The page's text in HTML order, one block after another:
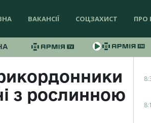
ВАКАНСІЇ СОЦЗАХИСТ ПРО
з рослинною